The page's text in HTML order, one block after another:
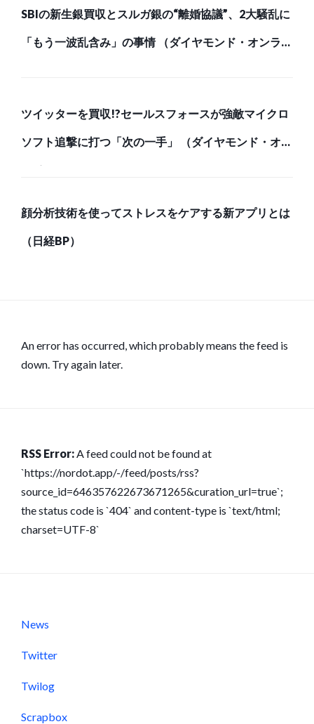
SBIの新生銀買収とスルガ銀の“離婚協議”、2大騒乱に
「もう一波乱含み」の事情 （ダイヤモンド・オンライ
ツイッターを買収!?セールスフォースが強敵マイクロ
ソフト追撃に打つ「次の一手」 （ダイヤモンド・オン
ライン）
顔分析技術を使ってストレスをケアする新アプリとは
（日経BP）
An error has occurred, which probably means the feed is
down. Try again later.
RSS Error: A feed could not be found at
`https://nordot.app/-/feed/posts/rss?
source_id=646357622673671265&curation_url=true`;
the status code is `404` and content-type is `text/html;
charset=UTF-8`
News
Twitter
Twilog
Scrapbox